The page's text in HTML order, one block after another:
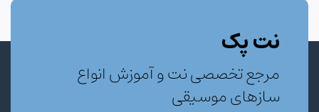
نت پک
مرجع تخصصی نت و آموزش انواع
سازهای موسیقی